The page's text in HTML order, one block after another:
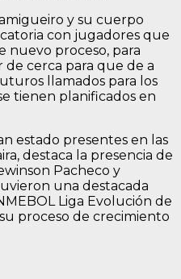
y su cuerpo
con jugadores que
nuevo proceso, para
cerca para que de a
llamados para los
tienen planificados en
estado presentes en las
destaca la presencia de
Pacheco y
una destacada
Liga Evolución de
proceso de crecimiento